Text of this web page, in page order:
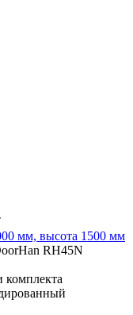
мм, высота 1500 мм
RH45N